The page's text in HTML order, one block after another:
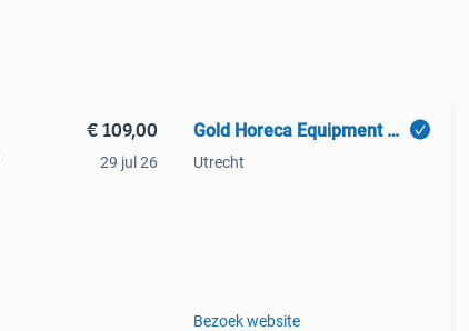
€ 109,00
29 jul 26
Gold Horeca Equipment B.V.
Utrecht
Bezoek website